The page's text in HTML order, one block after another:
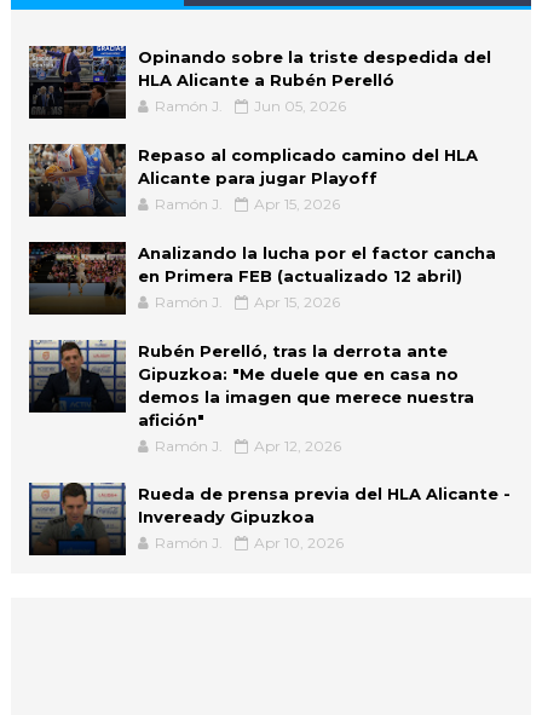
Opinando sobre la triste despedida del
HLA Alicante a Rubén Perelló
Ramón J. Jun 05, 2026
Repaso al complicado camino del HLA
Alicante para jugar Playoff
Ramón J. Apr 15, 2026
Analizando la lucha por el factor cancha
en Primera FEB (actualizado 12 abril)
Ramón J. Apr 15, 2026
Rubén Perelló, tras la derrota ante
Gipuzkoa: "Me duele que en casa no
demos la imagen que merece nuestra
afición"
Ramón J. Apr 12, 2026
Rueda de prensa previa del HLA Alicante -
Inveready Gipuzkoa
Ramón J. Apr 10, 2026